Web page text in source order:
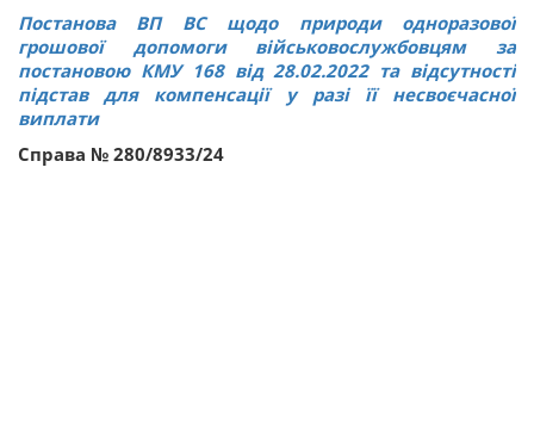
Постанова ВП ВС щодо природи одноразової
грошової допомоги військовослужбовцям за
постановою КМУ 168 від 28.02.2022 та відсутності
підстав для компенсації у разі її несвоєчасної
виплати
Справа № 280/8933/24